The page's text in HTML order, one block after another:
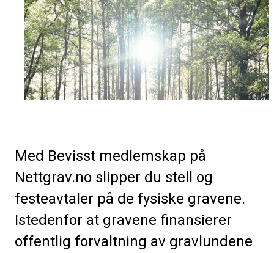
Med Bevisst medlemskap på
Nettgrav.no slipper du stell og
festeavtaler på de fysiske gravene.
Istedenfor at gravene finansierer
offentlig forvaltning av gravlundene